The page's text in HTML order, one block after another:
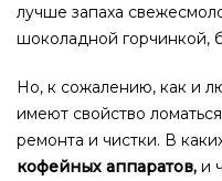
лучше запаха
шоколадной горчинкой,
Но, к сожалению, как и
имеют свойство
ремонта и чистки. В
кофейных аппаратов, и